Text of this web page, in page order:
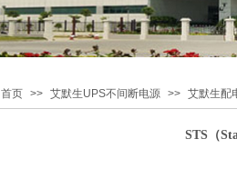
首页 >> 艾默生UPS不间断电源 >> 艾默生配
STS（